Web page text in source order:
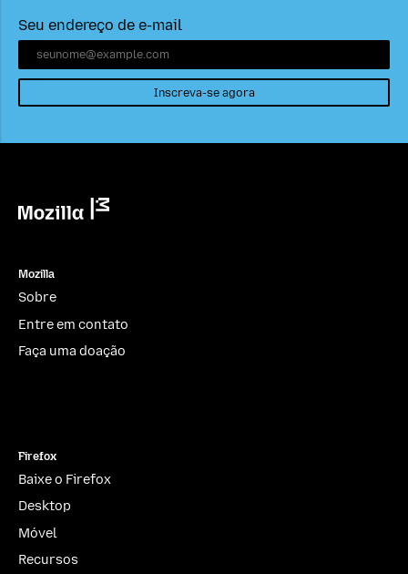
Seu endereço de e-mail
Inscreva-se agora
Mozilla
Sobre
Entre em contato
Faça uma doação
Firefox
Baixe o Firefox
Desktop
Móvel
Recursos